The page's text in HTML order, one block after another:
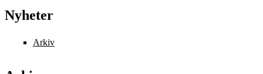
Nyheter
Arkiv